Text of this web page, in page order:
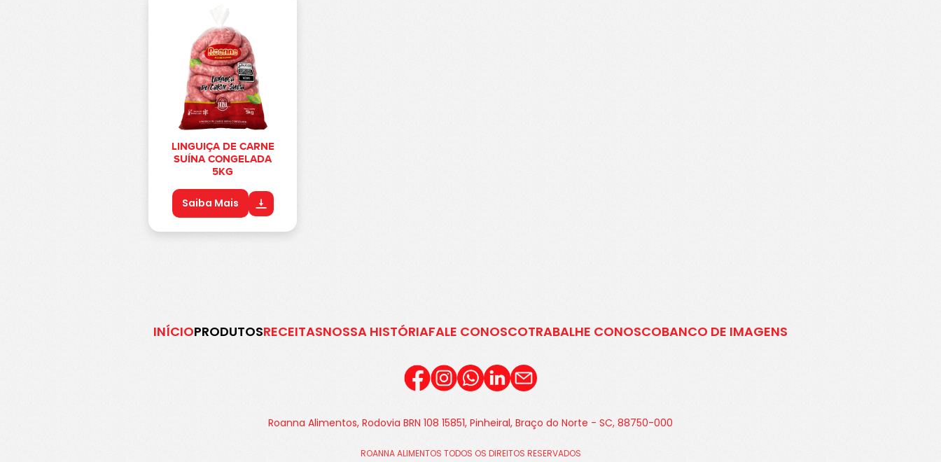
LINGUIÇA DE CARNE
SUÍNA CONGELADA
5KG
Saiba Mais
INÍCIOPRODUTOSRECEITASNOSSA HISTÓRIAFALE CONOSCOTRABALHE CONOSCOBANCO DE IMAGENS
Roanna Alimentos, Rodovia BRN 108 15851, Pinheiral, Braço do Norte - SC, 88750-000
ROANNA ALIMENTOS TODOS OS DIREITOS RESERVADOS